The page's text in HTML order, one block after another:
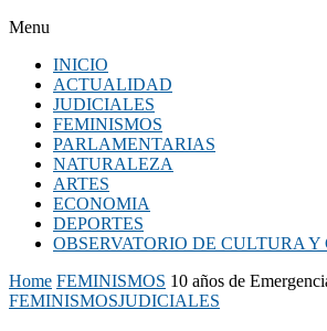
Menu
INICIO
ACTUALIDAD
JUDICIALES
FEMINISMOS
PARLAMENTARIAS
NATURALEZA
ARTES
ECONOMIA
DEPORTES
OBSERVATORIO DE CULTURA
Home FEMINISMOS 10 años de
FEMINISMOSJUDICIALES